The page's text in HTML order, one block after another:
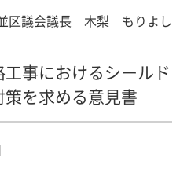
区議会議長 木梨 もりよし
事におけるシールド
を求める意見書